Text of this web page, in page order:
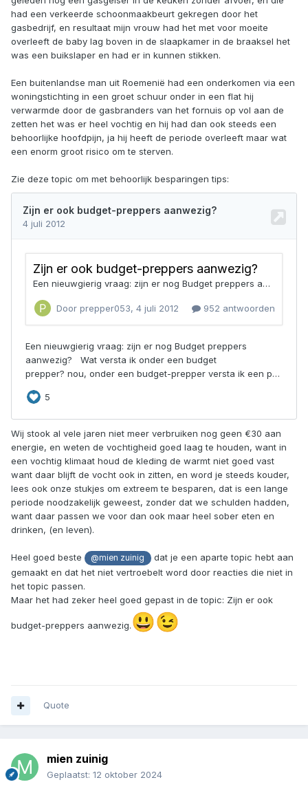
had een verkeerde schoonmaakbeurt gekregen door het
gasbedrijf, en resultaat mijn vrouw had het met voor moeite
overleeft de baby lag boven in de slaapkamer in de braaksel het
was een buikslaper en had er in kunnen stikken.
Een buitenlandse man uit Roemenië had een onderkomen via een
woningstichting in een groet schuur onder in een flat hij
verwarmde door de gasbranders van het fornuis op vol aan de
zetten het was er heel vochtig en hij had dan ook steeds een
behoorlijke hoofdpijn, ja hij heeft de periode overleeft maar wat
een enorm groot risico om te sterven.
Zie deze topic om met behoorlijk besparingen tips:
Wij stook al vele jaren niet meer verbruiken nog geen €30 aan
energie, en weten de vochtigheid goed laag te houden, want in
een vochtig klimaat houd de kleding de warmt niet goed vast
want daar blijft de vocht ook in zitten, en word je steeds kouder,
lees ook onze stukjes om extreem te besparen, dat is een lange
periode noodzakelijk geweest, zonder dat we schulden hadden,
want daar passen we voor dan ook maar heel sober eten en
drinken, (en leven).
Heel goed beste @mien zuinig
dat je een aparte topic hebt aan
gemaakt en dat het niet vertroebelt word door reacties die niet in
het topic passen.
Maar het had zeker heel goed gepast in de topic: Zijn er ook
budget-preppers aanwezig.😃😉
Quote
mien zuinig
Geplaatst: 12 oktober 2024